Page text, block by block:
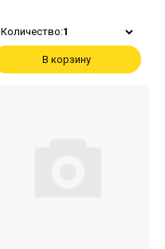
Количество:1
В корзину